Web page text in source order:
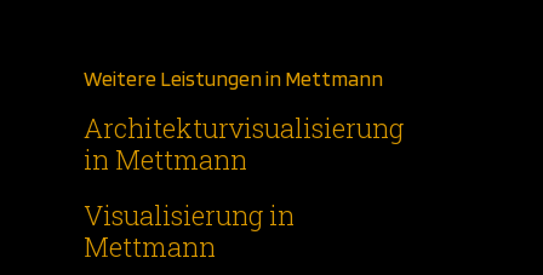
Weitere Leistungen in Mettmann
Architekturvisualisierung
in Mettmann
Visualisierung in
Mettmann